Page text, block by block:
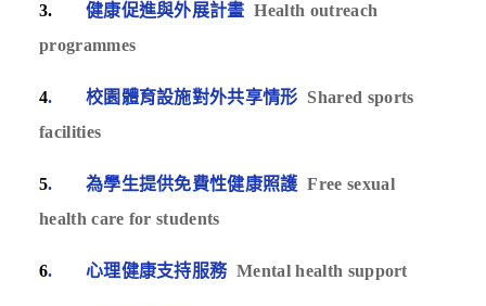
3. 健康促進與外展計畫Health outreach
programmes
4. 校園體育設施對外共享情形 Shared sports
facilities
5. 為學生提供免費性健康照護Free sexual
health care for students
6. 心理健康支持服務Mental health support